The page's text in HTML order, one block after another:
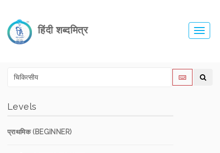
हिंदी शब्दमित्र
Levels
प्राथमिक (BEGINNER)